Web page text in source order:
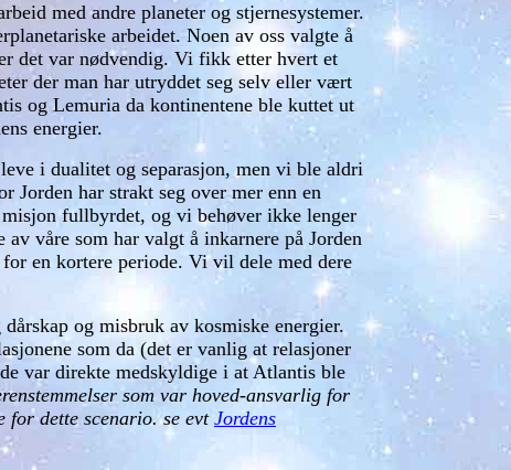
med andre planeter og stjernesystemer.
arbeidet. Noen av oss valgte å
det var nødvendig. Vi fikk etter hvert et
der man har utryddet seg selv eller vært
og Lemuria da kontinentene ble kuttet ut
energier.
i dualitet og separasjon, men vi ble aldri
Jorden har strakt seg over mer enn en
fullbyrdet, og vi behøver ikke lenger
våre som har valgt å inkarnere på Jorden
en kortere periode. Vi vil dele med dere
og misbruk av kosmiske energier.
som da (det er vanlig at relasjoner
var direkte medskyldige i at Atlantis ble
som var hoved-ansvarlig for
for dette scenario. se evt Jordens